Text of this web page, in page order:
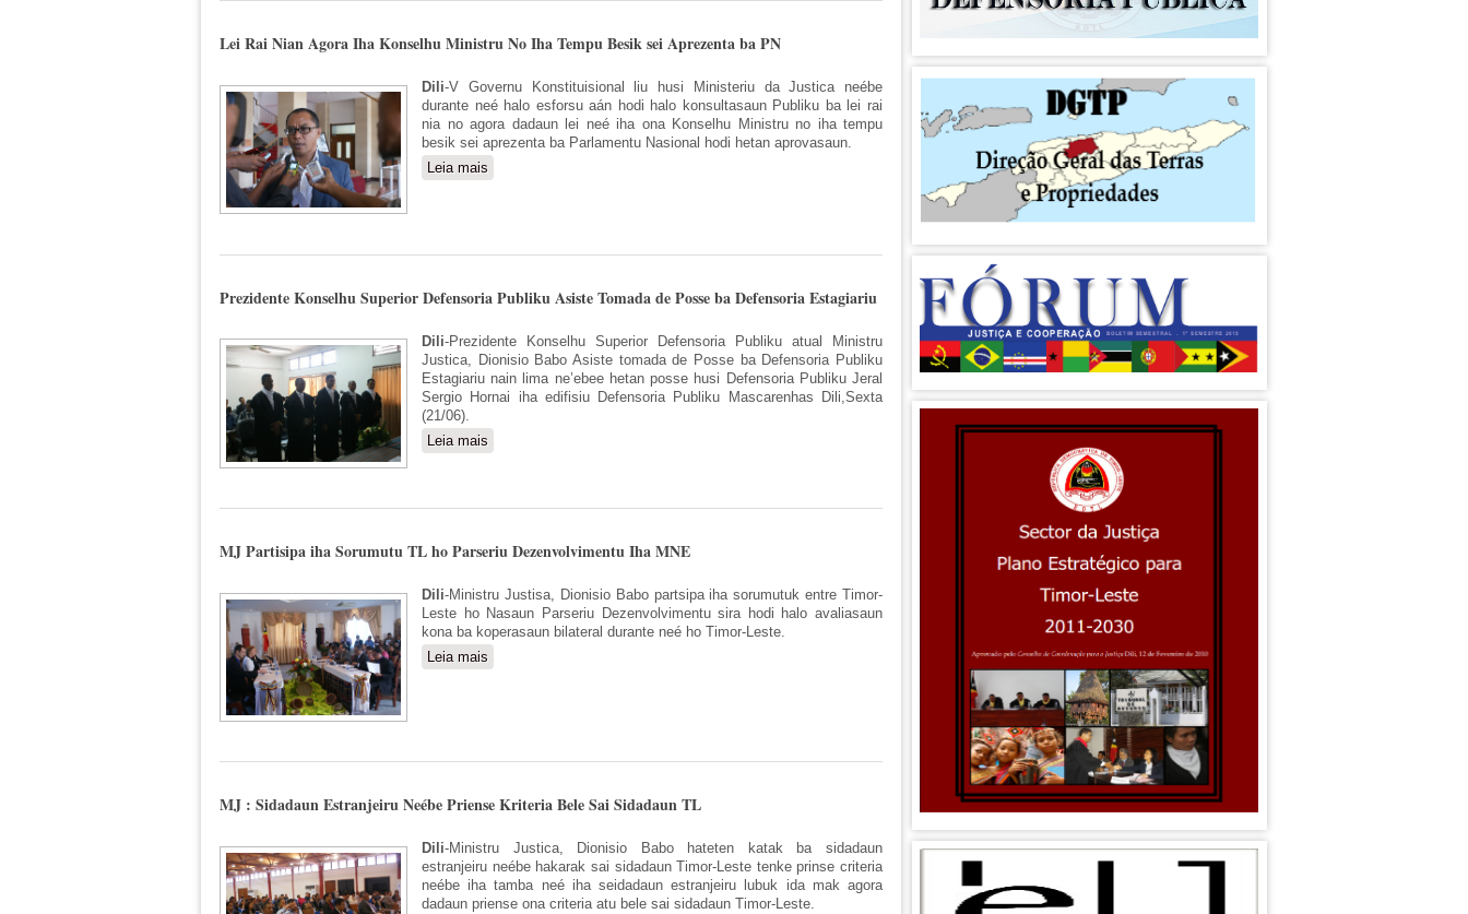
Lei Rai Nian Agora Iha Konselhu Ministru No Iha Tempu Besik sei Aprezenta ba PN
Dili-V Governu Konstituisional liu husi Ministeriu da Justica neébe
durante neé halo esforsu aán hodi halo konsultasaun Publiku ba lei rai
nia no agora dadaun lei neé iha ona Konselhu Ministru no iha tempu
besik sei aprezenta ba Parlamentu Nasional hodi hetan aprovasaun.
Leia mais sobre Lei Rai Nian Agora Iha Konselhu Ministru No Iha Tempu Besik sei Aprezenta ba PN
Prezidente Konselhu Superior Defensoria Publiku Asiste Tomada de Posse ba Defensoria Estagiariu
Dili-Prezidente Konselhu Superior Defensoria Publiku atual Ministru
Justica, Dionisio Babo Asiste tomada de Posse ba Defensoria Publiku
Estagiariu nain lima ne’ebee hetan posse husi Defensoria Publiku Jeral
Sergio Hornai iha edifisiu Defensoria Publiku Mascarenhas Dili,Sexta
(21/06).
Leia mais
MJ Partisipa iha Sorumutu TL ho Parseriu Dezenvolvimentu Iha MNE
Dili-Ministru Justisa, Dionisio Babo partsipa iha sorumutuk entre Timor-
Leste ho Nasaun Parseriu Dezenvolvimentu sira hodi halo avaliasaun
kona ba koperasaun bilateral durante neé ho Timor-Leste.
Leia mais
MJ : Sidadaun Estranjeiru Neébe Priense Kriteria Bele Sai Sidadaun TL
Dili-Ministru Justica, Dionisio Babo hateten katak ba sidadaun
estranjeiru neébe hakarak sai sidadaun Timor-Leste tenke prinse criteria
neébe iha tamba neé iha seidadaun estranjeiru lubuk ida mak agora
dadaun priense ona criteria atu bele sai sidadaun Timor-Leste.